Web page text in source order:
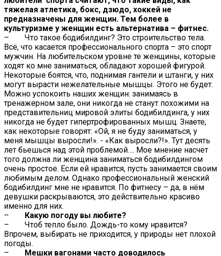
тяжелая атлетика, бокс, дзюдо, хоккей не
предназначены для женщин. Тем более в
культуризме у женщин есть альтернатива – фитнес.
– Что такое бодибилдинг? Это строительство тела.
Всё, что касается профессионального спорта – это спорт
мужчин. На любительском уровне те женщины, которые
ходят ко мне заниматься, обладают хорошей фигурой.
Некоторые боятся, что, поднимая гантели и штанги, у них
могут вырасти нежелательные мышцы. Этого не будет.
Можно успокоить наших женщин: занимаясь в
тренажерном зале, они никогда не станут похожими на
представительниц мировой элиты бодибилдинга, у них
никогда не будет гипертрофированных мышц. Знаете,
как некоторые говорят: «Ой, я не буду заниматься, у
меня мышцы выросли!». - «Как выросли?!». Тут десять
лет бьешься над этой проблемой…. Мое мнение насчет
того должна ли женщина заниматься бодибилдингом
очень простое. Если ей нравится, пусть занимается своим
любимым делом. Однако профессиональный женский
бодибилдинг мне не нравится. По фитнесу – да, в нём
девушки раскрываются, это действительно красиво
именно для них.
–
Какую погоду вы любите?
– Чтоб тепло было. Дождь-то кому нравится?
Впрочем, выбирать не приходится, у природы нет плохой
погоды.
–
Мешки вагонами часто доводилось